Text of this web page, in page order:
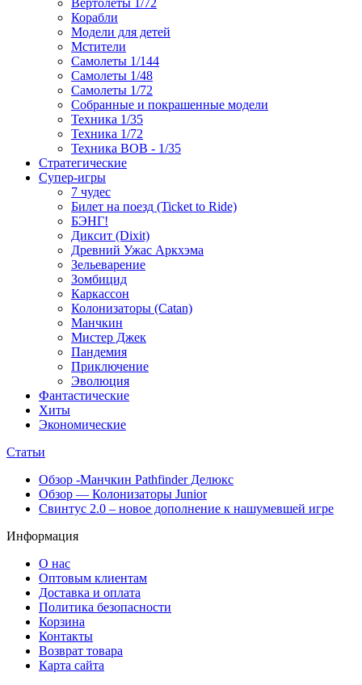
Вертолеты 1/72
Корабли
Модели для детей
Мстители
Самолеты 1/144
Самолеты 1/48
Самолеты 1/72
Собранные и покрашенные модели
Техника 1/35
Техника 1/72
Техника ВОВ - 1/35
Стратегические
Супер-игры
7 чудес
Билет на поезд (Ticket to Ride)
БЭНГ!
Диксит (Dixit)
Древний Ужас Аркхэма
Зельеварение
Зомбицид
Каркассон
Колонизаторы (Catan)
Манчкин
Мистер Джек
Пандемия
Приключение
Эволюция
Фантастические
Хиты
Экономические
Статьи
Обзор -Манчкин Pathfinder Делюкс
Обзор — Колонизаторы Junior
Свинтус 2.0 – новое дополнение к нашумевшей игре
Информация
О нас
Оптовым клиентам
Доставка и оплата
Политика безопасности
Корзина
Контакты
Возврат товара
Карта сайта